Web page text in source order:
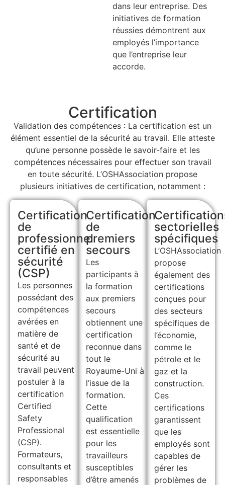
dans leur entreprise. Des
initiatives de formation
réussies démontrent aux
employés l’importance
que l’entreprise leur
accorde.
Certification
Validation des compétences : La certification est un
élément essentiel de la sécurité au travail. Elle atteste
qu’une personne possède le savoir-faire et les
compétences nécessaires pour effectuer son travail
en toute sécurité. L’OSHAssociation propose
plusieurs initiatives de certification, notamment :
Certification
de
professionnel
certifié en
sécurité
(CSP)
Les personnes
possédant des
compétences
avérées en
matière de
santé et de
sécurité au
travail peuvent
postuler à la
certification
Certified
Safety
Professional
(CSP).
Formateurs,
consultants et
responsables
Certification
de
premiers
secours
Les
participants à
la formation
aux premiers
secours
obtiennent une
certification
reconnue dans
tout le
Royaume-Uni à
l’issue de la
formation.
Cette
qualification
est essentielle
pour les
travailleurs
susceptibles
d’être amenés
sectorielles
spécifiques
L’OSHAssociation
propose
également des
certifications
conçues pour
des secteurs
spécifiques de
l’économie,
comme le
pétrole et le
gaz et la
construction.
Ces
certifications
garantissent
que les
employés sont
capables de
gérer les
problèmes de